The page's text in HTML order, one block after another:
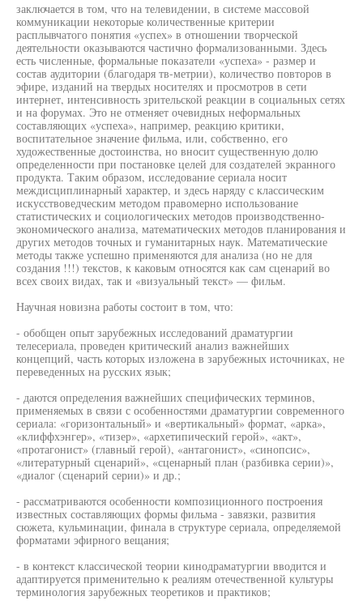
заключается в том, что на телевидении, в системе массовой
коммуникации некоторые количественные критерии
расплывчатого понятия «успех» в отношении творческой
деятельности оказываются частично формализованными. Здесь
есть численные, формальные показатели «успеха» - размер и
состав аудитории (благодаря тв-метрии), количество повторов в
эфире, изданий на твердых носителях и просмотров в сети
интернет, интенсивность зрительской реакции в социальных сетях
и на форумах. Это не отменяет очевидных неформальных
составляющих «успеха», например, реакцию критики,
воспитательное значение фильма, или, собственно, его
художественные достоинства, но вносит существенную долю
определенности при постановке целей для создателей экранного
продукта. Таким образом, исследование сериала носит
междисциплинарный характер, и здесь наряду с классическим
искусствоведческим методом правомерно использование
статистических и социологических методов производственно-
экономического анализа, математических методов планирования и
других методов точных и гуманитарных наук. Математические
методы также успешно применяются для анализа (но не для
создания !!!) текстов, к каковым относятся как сам сценарий во
всех своих видах, так и «визуальный текст» — фильм.
Научная новизна работы состоит в том, что:
- обобщен опыт зарубежных исследований драматургии
телесериала, проведен критический анализ важнейших
концепций, часть которых изложена в зарубежных источниках, не
переведенных на русских язык;
- даются определения важнейших специфических терминов,
применяемых в связи с особенностями драматургии современного
сериала: «горизонтальный» и «вертикальный» формат, «арка»,
«клиффхэнгер», «тизер», «архетипический герой», «акт»,
«протагонист» (главный герой), «антагонист», «синопсис»,
«литературный сценарий», «сценарный план (разбивка серии)»,
«диалог (сценарий серии)» и др.;
- рассматриваются особенности композиционного построения
известных составляющих формы фильма - завязки, развития
сюжета, кульминации, финала в структуре сериала, определяемой
форматами эфирного вещания;
- в контекст классической теории кинодраматургии вводится и
адаптируется применительно к реалиям отечественной культуры
терминология зарубежных теоретиков и практиков;